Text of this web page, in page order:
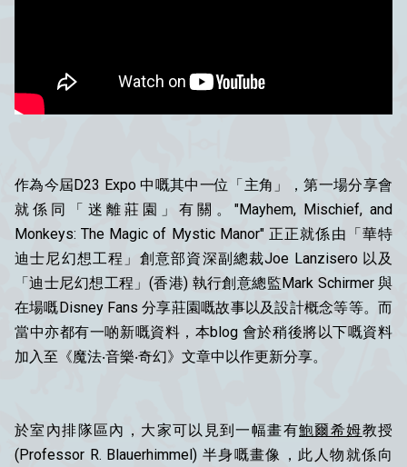
作為今屆D23 Expo 中嘅其中一位「主角」，第一場分享會
就係同「迷離莊園」有關。"Mayhem, Mischief, and
Monkeys: The Magic of Mystic Manor" 正正就係由「華特
迪士尼幻想工程」創意部資深副總裁Joe Lanzisero 以及
「迪士尼幻想工程」(香港) 執行創意總監Mark Schirmer 與
在場嘅Disney Fans 分享莊園嘅故事以及設計概念等等。而
當中亦都有一啲新嘅資料，本blog 會於稍後將以下嘅資料
加入至《魔法‧音樂‧奇幻》文章中以作更新分享。
於室內排隊區內，大家可以見到一幅畫有鮑爾希姆教授
(Professor R. Blauerhimmel) 半身嘅畫像，此人物就係向